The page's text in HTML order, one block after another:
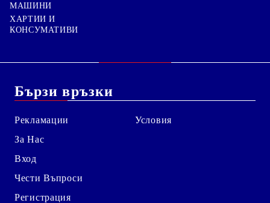
МАШИНИ
ХАРТИИ И
КОНСУМАТИВИ
Бързи връзки
Рекламации
За Нас
Вход
Чести Въпроси
Регистрация
Условия